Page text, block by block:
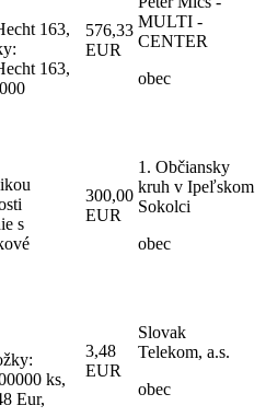
163,
163,
576,33
EUR
MULTI -
CENTER
obec
s
300,00
EUR
1. Občiansky
kruh v Ipeľskom
Sokolci
obec
ks,
Eur,
3,48
EUR
Slovak
Telekom, a.s.
obec